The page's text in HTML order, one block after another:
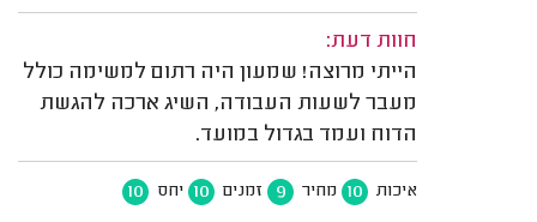
חוות דעת:
הייתי מרוצה! שמעון היה רתום למשימה כולל
מעבר לשעות העבודה, השיג ארכה להגשת
הדוח ועמד בגדול במועד.
איכות 10 מחיר 9 זמנים 10 יחס 10